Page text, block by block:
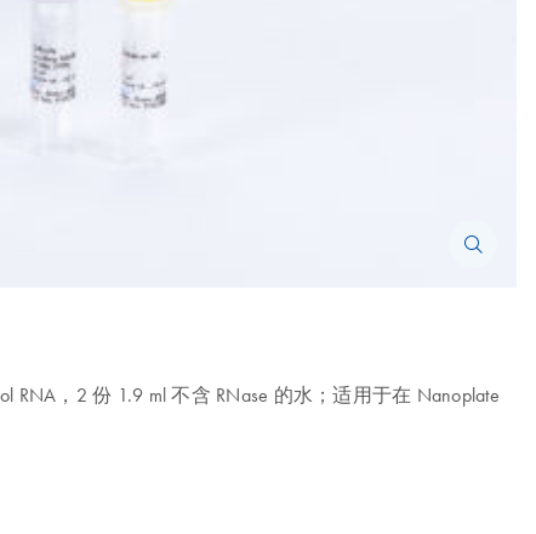
RNA，2 份 1.9 ml 不含 RNase 的水；适用于在 Nanoplate